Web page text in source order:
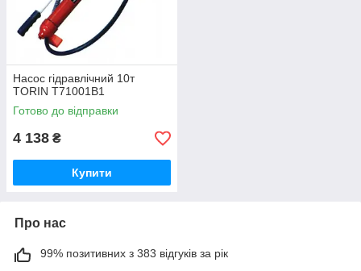
Насос гідравлічний 10т
TORIN T71001B1
Готово до відправки
4 138 ₴
Купити
Про нас
99% позитивних з 383 відгуків за рік